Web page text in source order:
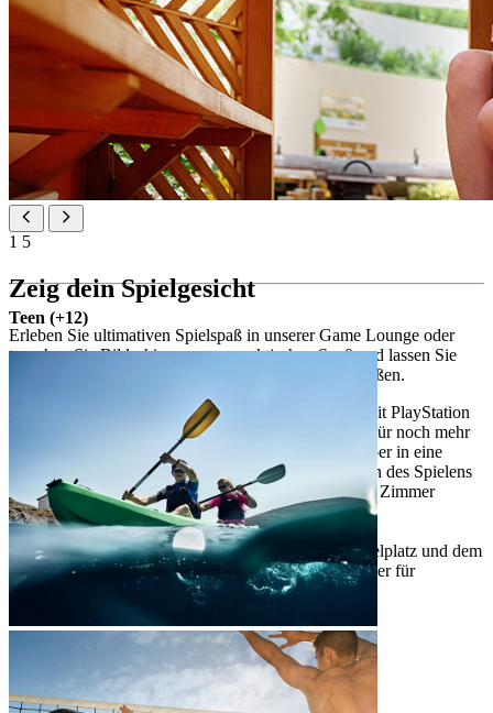
1 5
Zeig dein Spielgesicht
Erleben Sie ultimativen Spielspaß in unserer Game Lounge oder
tauschen Sie Bildschirme gegen praktischen Spaß und lassen Sie
Ihre Kinder ansprechende Outdoor-Aktivitäten genießen.
Game Lounge: Eine spezielle Gaming-Zone mit PlayStation
5, Nintendo Switch und Großbildfernsehern. Für noch mehr
Spaß verwandelt sich das Maro-Theater tagsüber in eine
Gaming-Arena, die eine völlig neue Dimension des Spielens
bietet. PlayStation-Verleih für Unterhaltung im Zimmer
(gegen Aufpreis)
Family Lounge: Spielbereich für Familienspaß
300 m² Outdoor-Fun, einschließlich Außenspielplatz und dem
House of Rainbow – ein spannender Tunnel, der für
interaktives Spielen entworfen wurde
Teen (+12)